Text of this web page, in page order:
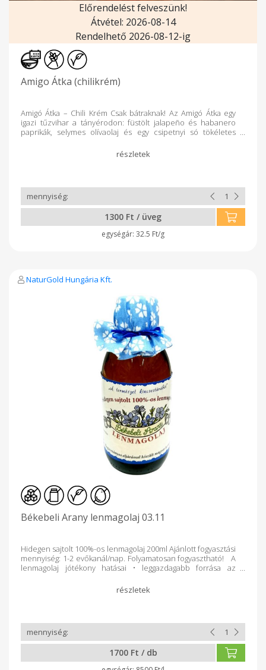
Előrendelést felveszünk!
Átvétel: 2026-08-14
Rendelhető 2026-08-12-ig
Amigo Átka (chilikrém)
Amigó Átka – Chili Krém Csak bátraknak! Az Amigó Átka egy
igazi tűzvihar a tányérodon: füstölt jalapeño és habanero
paprikák, selymes olívaolaj és egy csipetnyi só tökéletes
rendkívül csípős, karakteres krémet. Ideális húsokhoz,
grillételekhez, szószokhoz vagy bárhová, ahol nem félsz az
Nagyon csípős Füstös, karakteres íz 100%-ban természetes
alapanyagok Adalékanyag-mentes Tárolás: Felbontás után
hűtve tárolandó, 10 napon belül felhasználandó.
1300 Ft / üveg
32.5 Ft/g
NaturGold Hungária Kft.
Békebeli Arany lenmagolaj 03.11
Hidegen sajtolt 100%-os lenmagolaj 200ml Ajánlott fogyasztási
mennyiség: 1-2 evőkanál/nap. Folyamatosan fogyasztható! A
lenmagolaj jótékony hatásai • leggazdagabb forrása az
véredények falán • csökkenti a vérrögök képződését • a
szívre és érrendszerre, izomzatra jó hatással bír •
kialakulásával szemben • segít a fogyókúrában (gyorsítja az
anyagcserét) • gyógyítja az asztmát • segít depresszió,
skizofrénia esetén. • javítja a látást • kifejezetten hasznos a
fejlődő gyermekszervezet számára • csökkenti a magas
vérnyomást • csökkenti a koleszterinszintet • tisztítja a
1700 Ft / db